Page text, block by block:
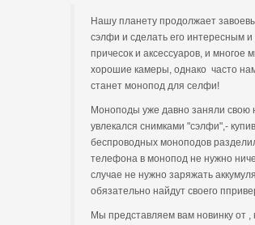
Нашу планету продолжает
сэлфи и сделать его интересным
причесок и аксессуаров, и
хорошие камеры, однако часто
станет монопод для селфи!
Моноподы уже давно заняли свою
увлекался снимками "сэлфи",-
беспроводных моноподов
телефона в монопод не нужно
случае не нужно заряжать
обязательно найдут своего
Мы представляем вам новинку от